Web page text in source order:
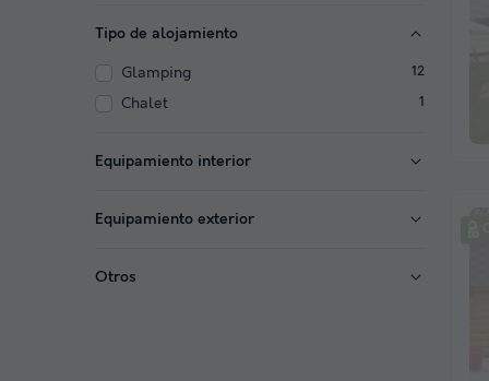
Tipo de alojamiento
Glamping 12
Chalet 1
Equipamiento interior
Equipamiento exterior
Otros